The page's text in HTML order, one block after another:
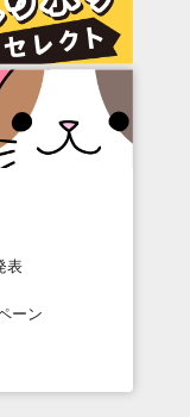
表
ーン